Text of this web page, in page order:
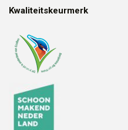
Kwaliteitskeurmerk